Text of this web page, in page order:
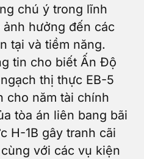
chú ý trong lĩnh
hưởng đến các
tại và tiềm năng.
tin cho biết Ấn Độ
thị thực EB-5
cho năm tài chính
tòa án liên bang bãi
H-1B gây tranh cãi
với các vụ kiện